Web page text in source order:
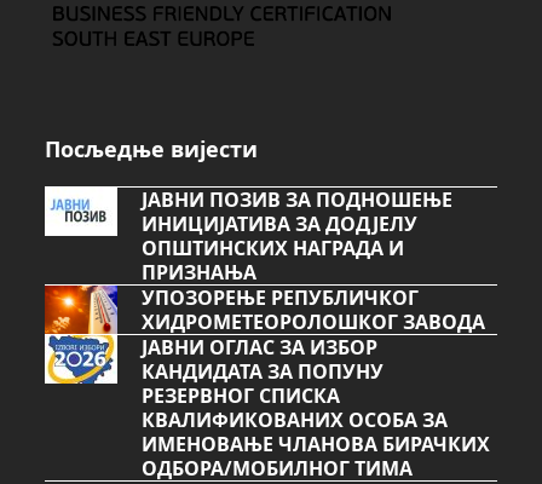
Посљедње вијести
ЈАВНИ ПОЗИВ ЗА ПОДНОШЕЊЕ
ИНИЦИЈАТИВА ЗА ДОДЈЕЛУ
ОПШТИНСКИХ НАГРАДА И
ПРИЗНАЊА
УПОЗОРЕЊЕ РЕПУБЛИЧКОГ
ХИДРОМЕТЕОРОЛОШКОГ ЗАВОДА
ЈАВНИ ОГЛАС ЗА ИЗБОР
КАНДИДАТА ЗА ПОПУНУ
РЕЗЕРВНОГ СПИСКА
КВАЛИФИКОВАНИХ ОСОБА ЗА
ИМЕНОВАЊЕ ЧЛАНОВА БИРАЧКИХ
ОДБОРА/МОБИЛНОГ ТИМА